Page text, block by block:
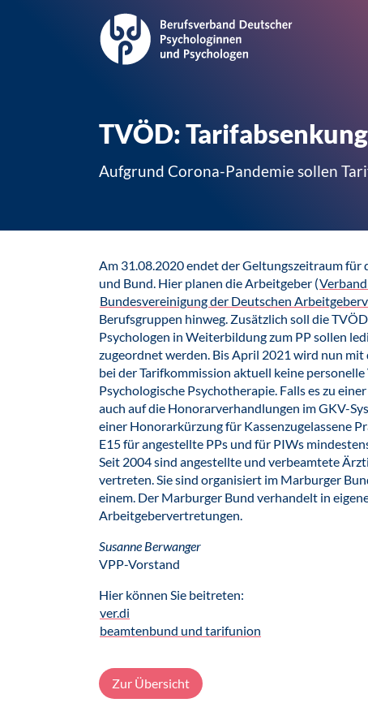
TVÖD:
Aufgrund Corona-Pandemie sollen
Am 31.08.2020 endet der Geltungszeitraum
und Bund. Hier planen die Arbeitgeber (
Bundesvereinigung der Deutschen
Berufsgruppen hinweg. Zusätzlich soll die
Psychologen in Weiterbildung zum PP sollen
zugeordnet werden. Bis April 2021 wird nun
bei der Tarifkommission aktuell keine
Psychologische Psychotherapie. Falls es zu
auch auf die Honorarverhandlungen im GKV-
einer Honorarkürzung für Kassenzugelassene
E15 für angestellte PPs und für PIWs
Seit 2004 sind angestellte und verbeamtete
vertreten. Sie sind organisiert im Marburger
einem. Der Marburger Bund verhandelt in
Arbeitgebervertretungen.
Susanne Berwanger
VPP-Vorstand
Hier können Sie beitreten:
ver.di
beamtenbund und tarifunion
Zur Übersicht